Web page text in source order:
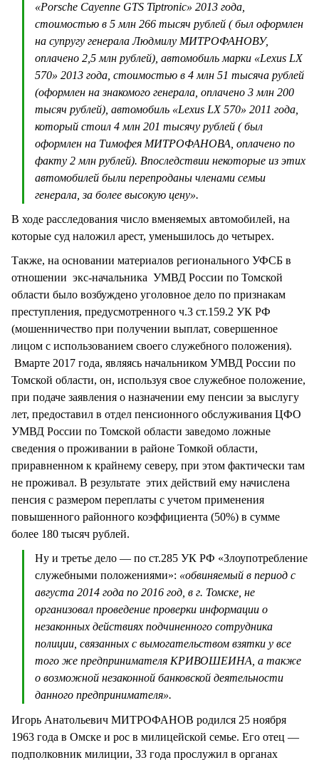
«Porsche Cayenne GTS Tiptronic» 2013 года,
стоимостью в 5 млн 266 тысяч рублей ( был оформлен
на супругу генерала Людмилу МИТРОФАНОВУ,
оплачено 2,5 млн рублей), автомобиль марки «Lexus LX
570» 2013 года, стоимостью в 4 млн 51 тысяча рублей
(оформлен на знакомого генерала, оплачено 3 млн 200
тысяч рублей), автомобиль «Lexus LX 570» 2011 года,
который стоил 4 млн 201 тысячу рублей ( был
оформлен на Тимофея МИТРОФАНОВА, оплачено по
факту 2 млн рублей). Впоследствии некоторые из этих
автомобилей были перепроданы членами семьи
генерала, за более высокую цену».
В ходе расследования число вменяемых автомобилей, на
которые суд наложил арест, уменьшилось до четырех.
Также, на основании материалов регионального УФСБ в
отношении экс-начальника УМВД России по Томской
области было возбуждено уголовное дело по признакам
преступления, предусмотренного ч.3 ст.159.2 УК РФ
(мошенничество при получении выплат, совершенное
лицом с использованием своего служебного положения).
Вмарте 2017 года, являясь начальником УМВД России по
Томской области, он, используя свое служебное положение,
при подаче заявления о назначении ему пенсии за выслугу
лет, предоставил в отдел пенсионного обслуживания ЦФО
УМВД России по Томской области заведомо ложные
сведения о проживании в районе Томкой области,
приравненном к крайнему северу, при этом фактически там
не проживал. В результате этих действий ему начислена
пенсия с размером переплаты с учетом применения
повышенного районного коэффициента (50%) в сумме
более 180 тысяч рублей.
Ну и третье дело — по ст.285 УК РФ «Злоупотребление
служебными положениями»: «обвиняемый в период с
августа 2014 года по 2016 год, в г. Томске, не
организовал проведение проверки информации о
незаконных действиях подчиненного сотрудника
полиции, связанных с вымогательством взятки у все
того же предпринимателя КРИВОШЕИНА, а также
о возможной незаконной банковской деятельности
данного предпринимателя».
Игорь Анатольевич МИТРОФАНОВ родился 25 ноября
1963 года в Омске и рос в милицейской семье. Его отец —
подполковник милиции, 33 года прослужил в органах